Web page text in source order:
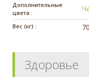
Дополнительные
цвета :
Вес (кг) : 70
Здоровье